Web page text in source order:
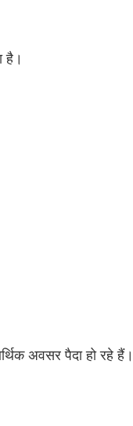
है।
अवसर पैदा हो रहे हैं।